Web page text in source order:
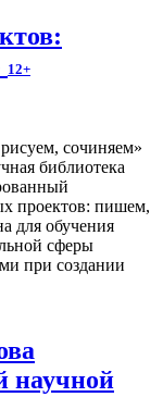
12+
библиотека
проектов: пишем,
для обучения
сферы
при создании
научной